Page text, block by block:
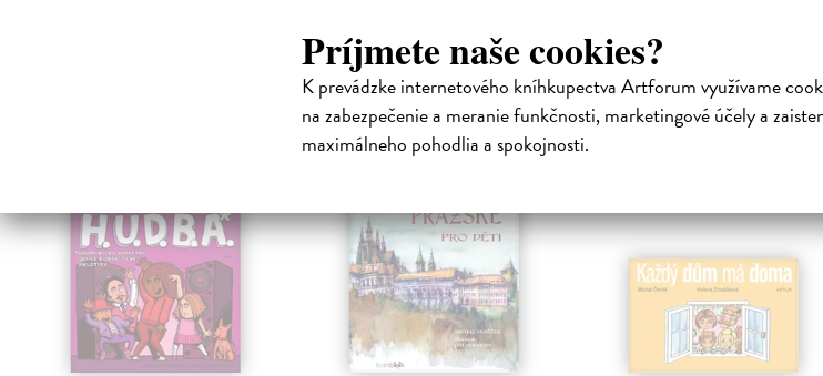
Príjmete naše cookies?
K prevádzke internetového kníhkupectva Artforum využívame
na zabezpečenie a meranie funkčnosti, marketingové účely a
maximálneho pohodlia a spokojnosti.
Čitatelia s podobným